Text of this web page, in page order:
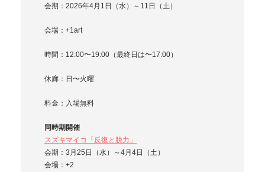
会期：2026年4月1日（水）～11日（土）
会場：+1art
時間：12:00〜19:00（最終日は〜17:00）
休廊：日〜火曜
料金：入場無料
同時期開催
スズキマイコ「反復と脱力」
会期：3月25日（水）～4月4日（土）
会場：+2